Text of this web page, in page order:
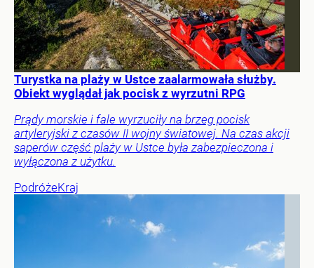
Turystka na plaży w Ustce zaalarmowała służby.
Obiekt wyglądał jak pocisk z wyrzutni RPG
Prądy morskie i fale wyrzuciły na brzeg pocisk
artyleryjski z czasów II wojny światowej. Na czas akcji
saperów część plaży w Ustce była zabezpieczona i
wyłączona z użytku.
PodróżeKraj